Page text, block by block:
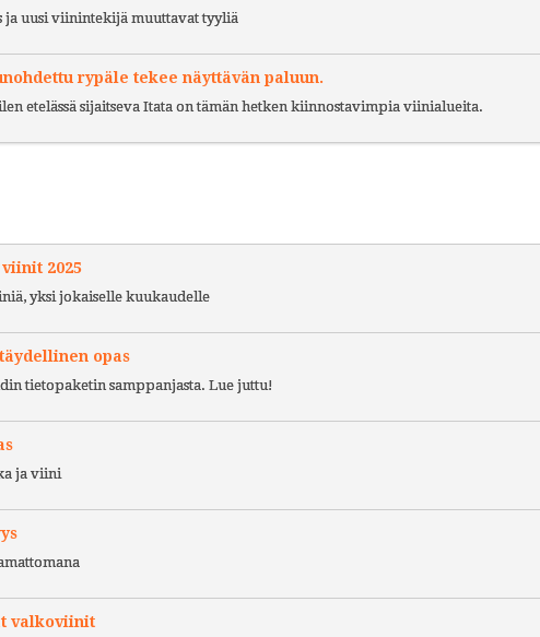
ja uusi viinintekijä muuttavat tyyliä
rypäle tekee näyttävän paluun.
etelässä sijaitseva Itata on tämän hetken kiinnostavimpia viinialueita.
2025
yksi jokaiselle kuukaudelle
opas
tietopaketin samppanjasta. Lue juttu!
ja viini
valkoviinit